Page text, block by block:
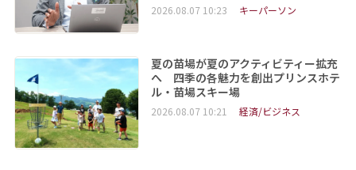
2026.08.07 10:23 キーパーソン
夏の苗場が夏のアクティビティー拡充
へ 四季の各魅力を創出プリンスホテ
ル・苗場スキー場
2026.08.07 10:21 経済/ビジネス